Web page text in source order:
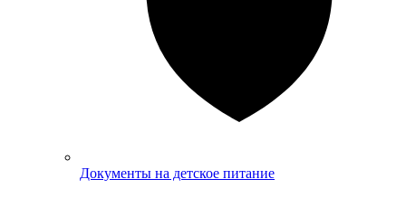
Документы на детское питание